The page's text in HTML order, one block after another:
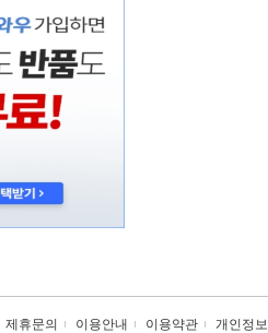
제휴문의 이용안내 이용약관 개인정